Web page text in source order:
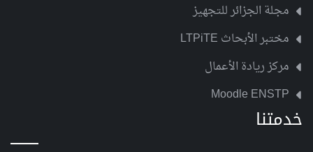
مجلة الجزائر للتجهيز
مختبر الأبحاث LTPiTE
مركز ريادة الأعمال
Moodle ENSTP
خدمتنا